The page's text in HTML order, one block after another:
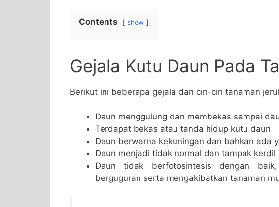
Contents show
Gejala Kutu Daun Pada
Berikut ini beberapa gejala dan ciri-ciri tanaman
Daun menggulung dan membekas sampai
Terdapat bekas atau tanda hidup kutu daun
Daun berwarna kekuningan dan bahkan ada
Daun menjadi tidak normal dan tampak kerdil
Daun tidak berfotosintesis dengan
berguguran serta mengakibatkan tanaman